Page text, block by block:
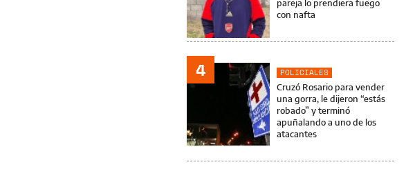
pareja lo prendiera fuego
con nafta
4
POLICIALES
Cruzó Rosario para vender
una gorra, le dijeron “estás
robado” y terminó
apuñalando a uno de los
atacantes